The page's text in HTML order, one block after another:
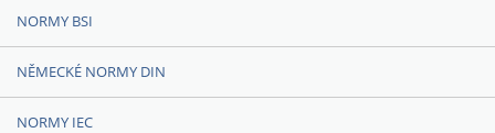
NORMY BSI
NĚMECKÉ NORMY DIN
NORMY IEC